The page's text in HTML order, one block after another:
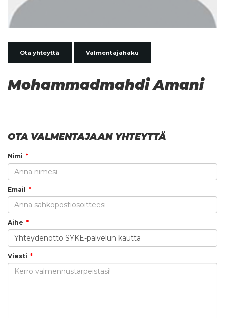
Ota yhteyttä Valmentajahaku
Mohammadmahdi Amani
OTA VALMENTAJAAN YHTEYTTÄ
Nimi
Email
Aihe
Viesti